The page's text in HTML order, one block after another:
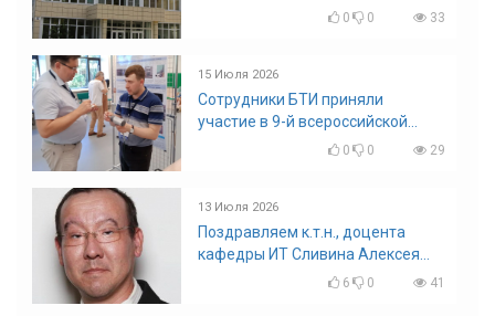
поощрении граждан и трудовых
0 0 33
15 Июля 2026
Сотрудники БТИ приняли
участие в 9-й всероссийской
конференции по задачам со
0 0 29
13 Июля 2026
Поздравляем к.т.н., доцента
кафедры ИТ Сливина Алексея
Николаевича с юбилеем!
6 0 41